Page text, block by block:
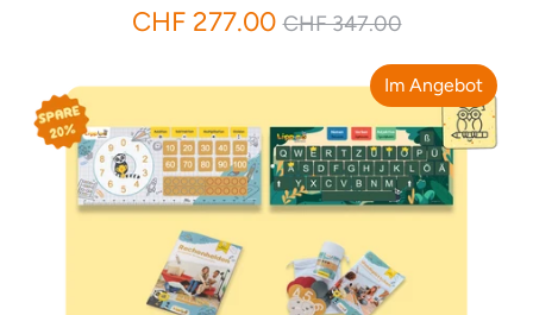
CHF 277.00 Normaler
CHF 347.00
Im Angebot